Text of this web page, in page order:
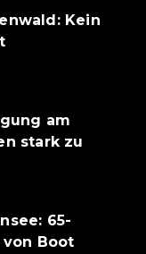
Kein
am
stark zu
65-
Boot